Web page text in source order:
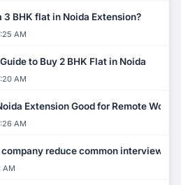
3 BHK flat in Noida Extension?
AM
to Buy 2 BHK Flat in Noida
AM
Extension Good for Remote Work?
AM
reduce common interview
AM